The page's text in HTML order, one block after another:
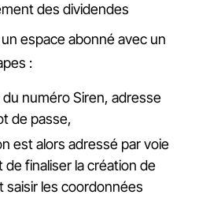
des dividendes
espace abonné avec un
:
du numéro Siren, adresse
de passe,
est alors adressé par voie
finaliser la création de
saisir les coordonnées